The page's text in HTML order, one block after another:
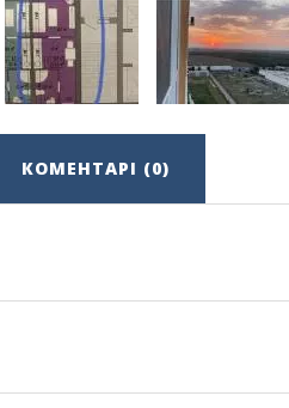
КОМЕНТАРІ (0)